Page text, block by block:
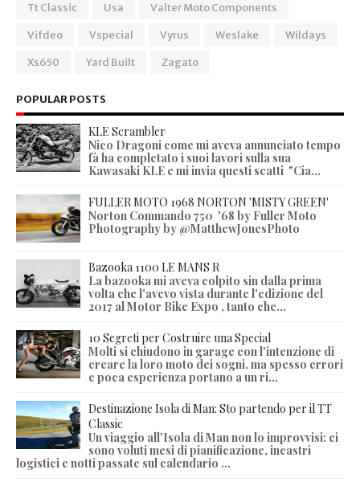
Tt Classic
Usa
Valter Moto Components
Vifdeo
Vspecial Vyrus Weslake
Wildays
Xs650
Yard Built Zagato
POPULAR POSTS
KLE Scrambler
Nico Dragoni come mi aveva annunciato tempo
fà ha completato i suoi lavori sulla sua
Kawasaki KLE e mi invia questi scatti "Cia...
FULLER MOTO 1968 NORTON 'MISTY GREEN'
Norton Commando 750 '68 by Fuller Moto
Photography by @MatthewJonesPhoto
Bazooka 1100 LE MANS R
La bazooka mi aveva colpito sin dalla prima
volta che l'avevo vista durante l'edizione del
2017 al Motor Bike Expo , tanto che...
10 Segreti per Costruire una Special
Molti si chiudono in garage con l'intenzione di
creare la loro moto dei sogni, ma spesso errori
e poca esperienza portano a un ri...
Destinazione Isola di Man: Sto partendo per il TT
Classic
Un viaggio all'Isola di Man non lo improvvisi: ci
sono voluti mesi di pianificazione, incastri
logistici e notti passate sul calendario ...